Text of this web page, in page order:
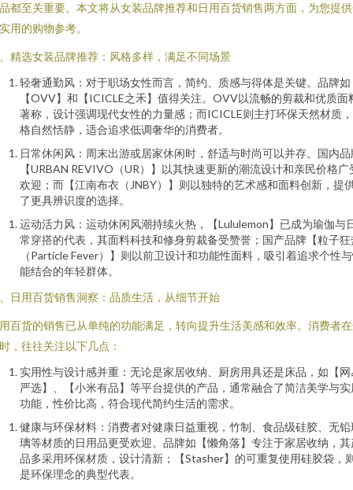
都至关重要。本文将从女装品牌推荐和日用百货销售两方面，为您提
用的购物参考。
精选女装品牌推荐：风格多样，满足不同场景
轻奢通勤风：对于职场女性而言，简约、质感与得体是关键。品牌如
【OVV】和【ICICLE之禾】值得关注。OVV以流畅的剪裁和优质面
著称，设计强调现代女性的力量感；而ICICLE则主打环保天然材质
格自然恬静，适合追求低调奢华的消费者。
日常休闲风：周末出游或居家休闲时，舒适与时尚可以并存。国内品
【URBAN REVIVO（UR）】以其快速更新的潮流设计和亲民价格广
欢迎；而【江南布衣（JNBY）】则以独特的艺术感和面料创新，提
了更具辨识度的选择。
运动活力风：运动休闲风潮持续火热，【Lululemon】已成为瑜伽与
常穿搭的代表，其面料科技和修身剪裁备受赞誉；国产品牌【粒子狂
（Particle Fever）】则以前卫设计和功能性面料，吸引着追求个性
能结合的年轻群体。
日用百货销售洞察：品质生活，从细节开始
百货的销售已从单纯的功能满足，转向提升生活美感和效率。消费者
，往往关注以下几点：
实用性与设计感并重：无论是家居收纳、厨房用具还是床品，如【网
严选】、【小米有品】等平台提供的产品，通常融合了简洁美学与实
功能，性价比高，符合现代简约生活的需求。
健康与环保材料：消费者对健康日益重视，竹制、食品级硅胶、无铅
璃等材质的日用品更受欢迎。品牌如【懒角落】专注于家居收纳，其
品多采用环保材质，设计清新；【Stasher】的可重复使用硅胶袋，
是环保理念的典型代表。